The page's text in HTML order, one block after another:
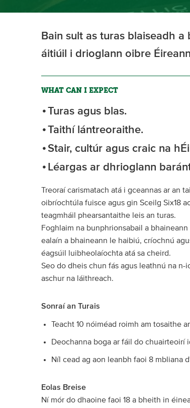
Bain sult as turas blaiseadh
áitiúil i drioglann oibre
WHAT CAN I EXPECT
Turas agus blas.
Taithí lántreoraithe.
Stair, cultúr agus craic na
Léargas ar dhrioglann
Treoraí carismatach atá i gceannas ar an
oibríochtúla fuisce agus gin Sceilg Six18
teagmháil phearsantaithe leis an turas.
Foghlaim na bunphrionsabail a
ealaín a bhaineann le haibiú, críochnú
éagsúil luibheolaíochta atá sa cheird.
Seo do dheis chun fás agus leathnú na
aschur na láithreach.
Sonraí an Turais
Teacht 10 nóiméad roimh am tosaithe
Deochanna boga ar fáil do chuairteoirí
Níl cead ag aon leanbh faoi 8 mbliana
Eolas Breise
Ní mór do dhaoine faoi 18 a bheith in